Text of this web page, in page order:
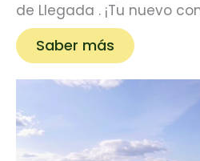
de Llegada . ¡Tu nuevo
Saber más